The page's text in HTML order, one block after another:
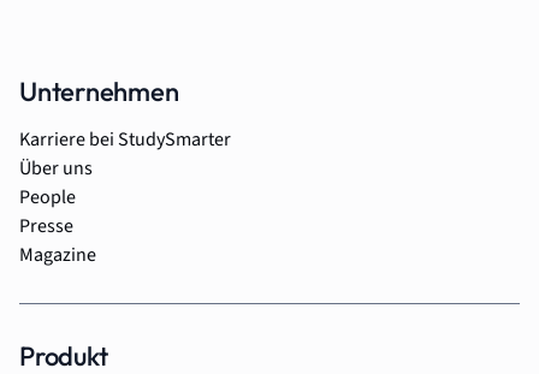
Unternehmen
Karriere bei StudySmarter
Über uns
People
Presse
Magazine
Produkt